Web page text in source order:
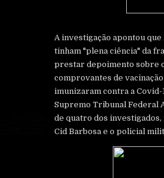
A investigação apontou
tinham "plena ciência" da
prestar depoimento sobre
comprovantes de
imunizaram contra a
Supremo Tribunal Federal
de quatro dos
Cid Barbosa e o policial